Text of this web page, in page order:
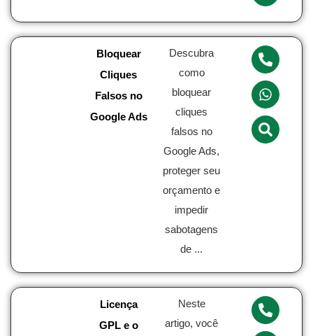
Bloquear
Cliques
Falsos no
Google Ads
Descubra
como
bloquear
cliques
falsos no
Google Ads,
proteger seu
orçamento e
impedir
sabotagens
de ...
Licença
GPL e o
Neste
artigo, você